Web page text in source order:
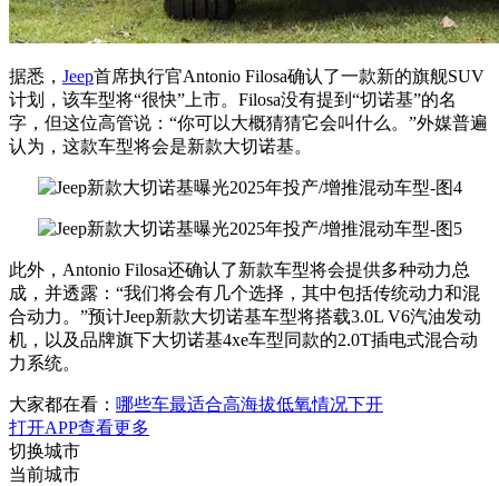
据悉， Jeep首席执行官Antonio Filosa确认了一款新的旗舰SUV
计划，该车型将“很快”上市。Filosa没有提到“切诺基”的名
字，但这位高管说：“你可以大概猜猜它会叫什么。”外媒普遍
认为，这款车型将会是新款大切诺基。
此外，Antonio Filosa还确认了新款车型将会提供多种动力总
成，并透露：“我们将会有几个选择，其中包括传统动力和混
合动力。”预计Jeep新款大切诺基车型将搭载3.0L V6汽油发动
机，以及品牌旗下大切诺基4xe车型同款的2.0T插电式混合动
力系统。
大家都在看： 哪些车最适合高海拔低氧情况下开
打开APP查看更多
切换城市
当前城市